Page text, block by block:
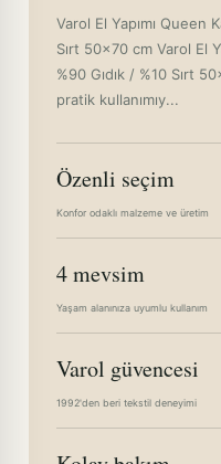
Varol El Yapımı Queen
Sırt 50x70 cm Varol El
%90 Gıdık / %10 Sırt
pratik kullanımıy...
Özenli seçim
Konfor odaklı malzeme ve üretim
4 mevsim
Yaşam alanınıza uyumlu kullanım
Varol güvencesi
1992'den beri tekstil deneyimi